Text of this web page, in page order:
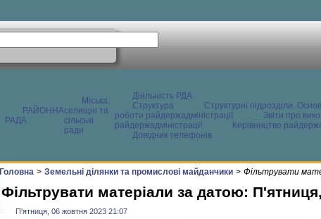
РАЙОННА
РАДА
Міська,
селищні та
сільські
ради
Діяльність РДА
Структура
Структурні підрозділи.
роботи райдержадміністрації
Звіти про
райдержадміністрації
Керівництво
Довідник телефонів
Головна > Земельні ділянки та промислові майданчики > Фільтрувати
Фільтрувати матеріали за датою:
П'ятниця, 06 жовтня 2023 21:07